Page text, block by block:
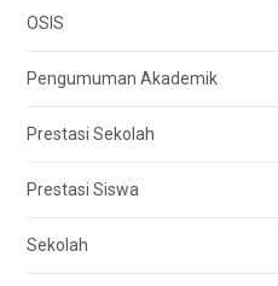
OSIS
Pengumuman Akademik
Prestasi Sekolah
Prestasi Siswa
Sekolah